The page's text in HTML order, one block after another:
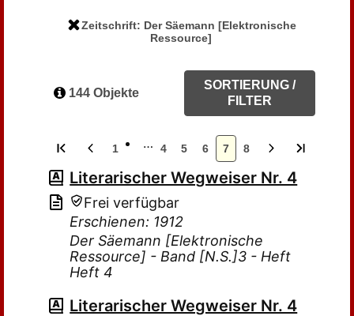
Zeitschrift: Der Säemann [Elektronische
Ressource]
144 Objekte
SORTIERUNG /
FILTER
1 … 4 5 6 7 8
Literarischer Wegweiser Nr. 4
Frei verfügbar
Erschienen: 1912
Der Säemann [Elektronische
Ressource] - Band [N.S.]3 - Heft
Heft 4
Literarischer Wegweiser Nr. 4